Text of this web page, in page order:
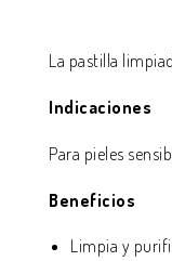
La pastilla
Indicaciones
Para pieles
Beneficios
Limpia y